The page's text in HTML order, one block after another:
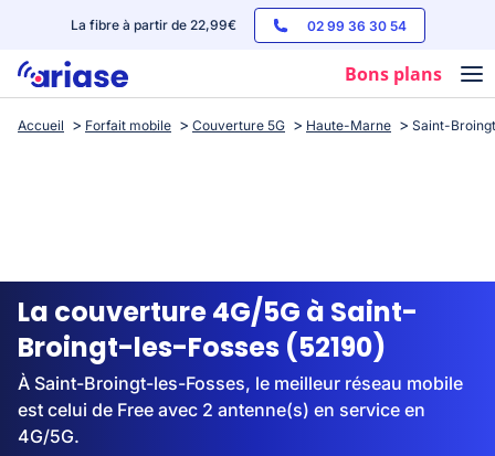
La fibre à partir de 22,99€ 02 99 36 30 54
Bons plans
Box internet
Streaming
Accueil Forfait mobile Couverture 5G Haute-Marne Saint-
La couverture 4G/5G à Saint-
Broingt-les-Fosses (52190)
À Saint-Broingt-les-Fosses, le meilleur réseau mobile
est celui de Free avec 2 antenne(s) en service en
4G/5G.